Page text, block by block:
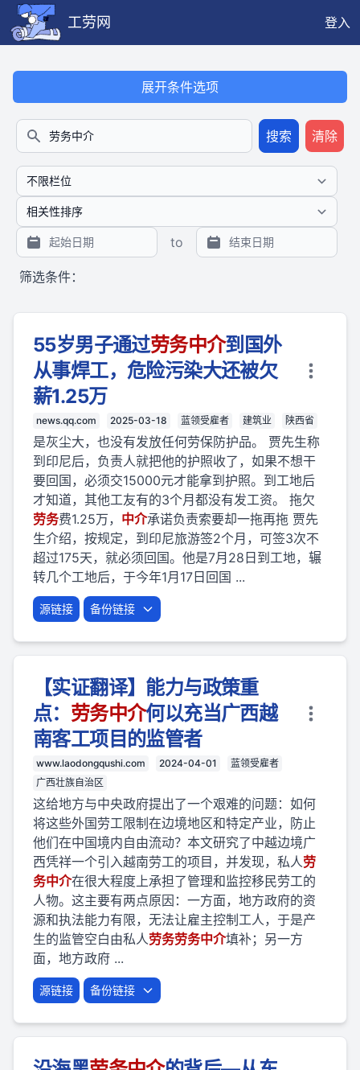
工劳网
登入
展开条件选项
搜索
搜索 清除
to
筛选条件：
55岁男子通过劳务中介到国外
从事焊工，危险污染大还被欠
薪1.25万
news.qq.com 2025-03-18 蓝领受雇者 建筑业 陕西省
是灰尘大，也没有发放任何劳保防护品。 贾先生称
到印尼后，负责人就把他的护照收了，如果不想干
要回国，必须交15000元才能拿到护照。到工地后
才知道，其他工友有的3个月都没有发工资。 拖欠
劳务费1.25万， 中介承诺负责索要却一拖再拖 贾先
生介绍，按规定，到印尼旅游签2个月，可签3次不
超过175天，就必须回国。他是7月28日到工地，辗
转几个工地后，于今年1月17日回国 ...
源链接 备份链接
【实证翻译】能力与政策重
点： 劳务中介何以充当广西越
南客工项目的监管者
www.laodongqushi.com 2024-04-01
蓝领受雇者
广西壮族自治区
这给地方与中央政府提出了一个艰难的问题：如何
将这些外国劳工限制在边境地区和特定产业，防止
他们在中国境内自由流动？本文研究了中越边境广
西凭祥一个引入越南劳工的项目，并发现，私人劳
务中介在很大程度上承担了管理和监控移民劳工的
人物。这主要有两点原因：一方面，地方政府的资
源和执法能力有限，无法让雇主控制工人，于是产
生的监管空白由私人劳务劳务中介填补；另一方
面，地方政府 ...
源链接 备份链接